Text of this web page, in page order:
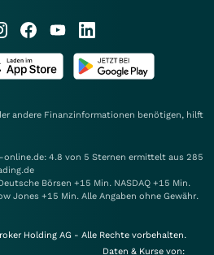
andere Finanzinformationen benötigen, hilft
4.8 von 5 Sternen ermittelt aus 285
Börsen +15 Min. NASDAQ +15 Min.
Jones +15 Min. Alle Angaben ohne Gewähr.
Holding AG - Alle Rechte vorbehalten.
Daten & Kurse von: